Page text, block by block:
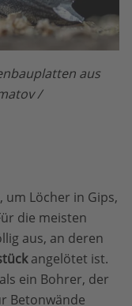
aus
/
Löcher in Gips,
die meisten
aus, an deren
angelötet ist.
ein Bohrer, der
Betonwände